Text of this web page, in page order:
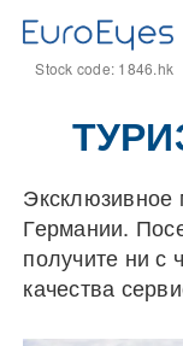
Stock code: 1846.hk
Эксклюзивное
Германии.
получите ни с
качества